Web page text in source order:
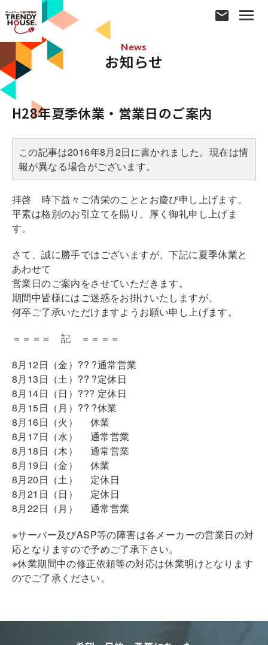
News
お知らせ
H28年夏季休業・営業日のご案内
この記事は2016年8月2日に書かれました。現在は情
報が異なる場合がございます。
拝啓 時下益々ご清栄のこととお慶び申し上げます。
平素は格別のお引立てを賜り、厚く御礼申し上げま
す。
さて、誠に勝手ではございますが、下記に夏季休業と
あわせて
営業日のご案内をさせていただきます。
期間中皆様にはご迷惑をお掛けいたしますが、
何卒ご了承いただけますようお願い申し上げます。
＝＝＝＝ 記 ＝＝＝＝
8月12日（金）?? ?通常営業
8月13日（土）?? ?定休日
8月14日（日）??? 定休日
8月15日（月）?? ?休業
8月16日（火） 休業
8月17日（水） 通常営業
8月18日（木） 通常営業
8月19日（金） 休業
8月20日（土） 定休日
8月21日（日） 定休日
8月22日（月） 通常営業
※サーバー及びASP等の障害は各メーカーの営業日の対
応となりますので予めご了承下さい。
※休業期間中の修正依頼等の対応は休業明けとなります
のでご了承ください。